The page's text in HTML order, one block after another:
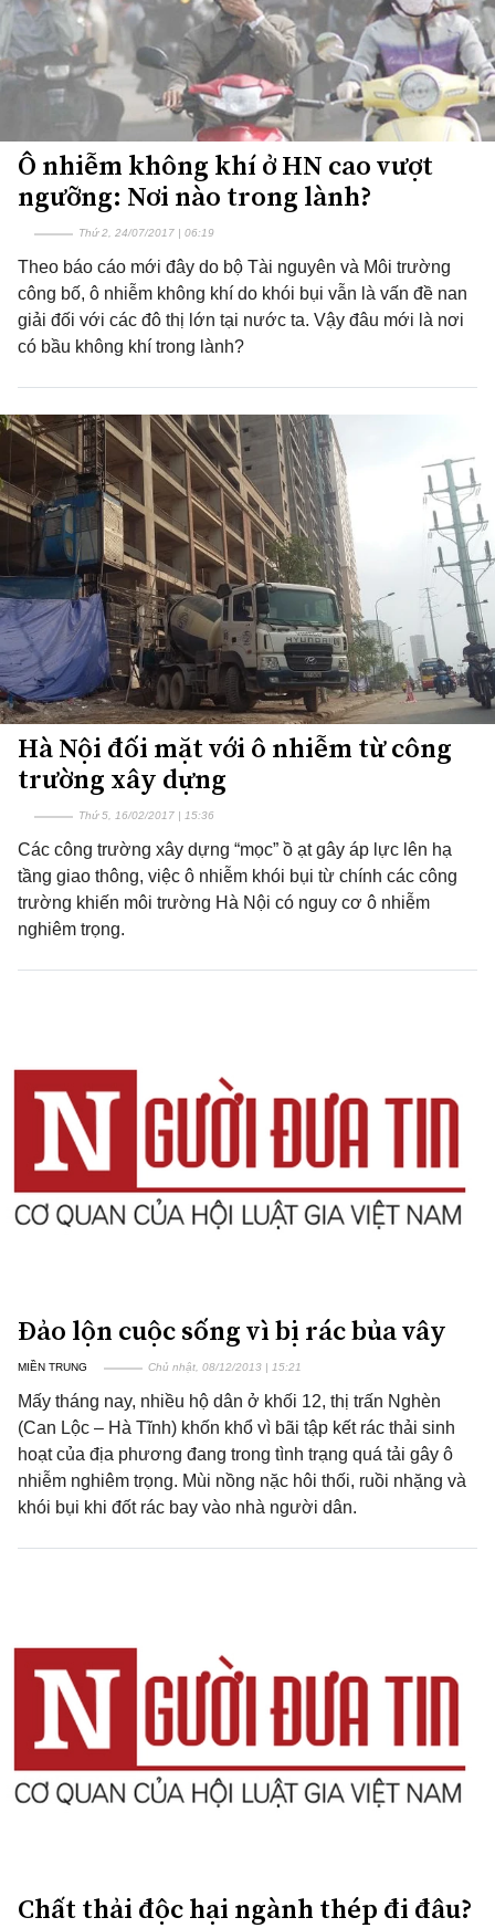
Ô nhiễm không khí ở HN cao vượt
ngưỡng: Nơi nào trong lành?
Thứ 2, 24/07/2017 | 06:19
Theo báo cáo mới đây do bộ Tài nguyên và Môi trường
công bố, ô nhiễm không khí do khói bụi vẫn là vấn đề nan
giải đối với các đô thị lớn tại nước ta. Vậy đâu mới là nơi
có bầu không khí trong lành?
Hà Nội đối mặt với ô nhiễm từ công
trường xây dựng
Thứ 5, 16/02/2017 | 15:36
Các công trường xây dựng “mọc” ồ ạt gây áp lực lên hạ
tầng giao thông, việc ô nhiễm khói bụi từ chính các công
trường khiến môi trường Hà Nội có nguy cơ ô nhiễm
nghiêm trọng.
Đảo lộn cuộc sống vì bị rác bủa vây
MIỀN TRUNG Chủ nhật, 08/12/2013 | 15:21
Mấy tháng nay, nhiều hộ dân ở khối 12, thị trấn Nghèn
(Can Lộc – Hà Tĩnh) khốn khổ vì bãi tập kết rác thải sinh
hoạt của địa phương đang trong tình trạng quá tải gây ô
nhiễm nghiêm trọng. Mùi nồng nặc hôi thối, ruồi nhặng và
khói bụi khi đốt rác bay vào nhà người dân.
Chất thải độc hại ngành thép đi đâu?